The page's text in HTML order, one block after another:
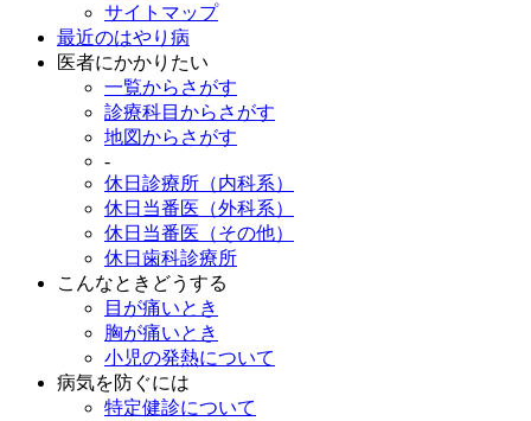
サイトマップ
最近のはやり病
医者にかかりたい
一覧からさがす
診療科目からさがす
地図からさがす
-
休日診療所（内科系）
休日当番医（外科系）
休日当番医（その他）
休日歯科診療所
こんなときどうする
目が痛いとき
胸が痛いとき
小児の発熱について
病気を防ぐには
特定健診について